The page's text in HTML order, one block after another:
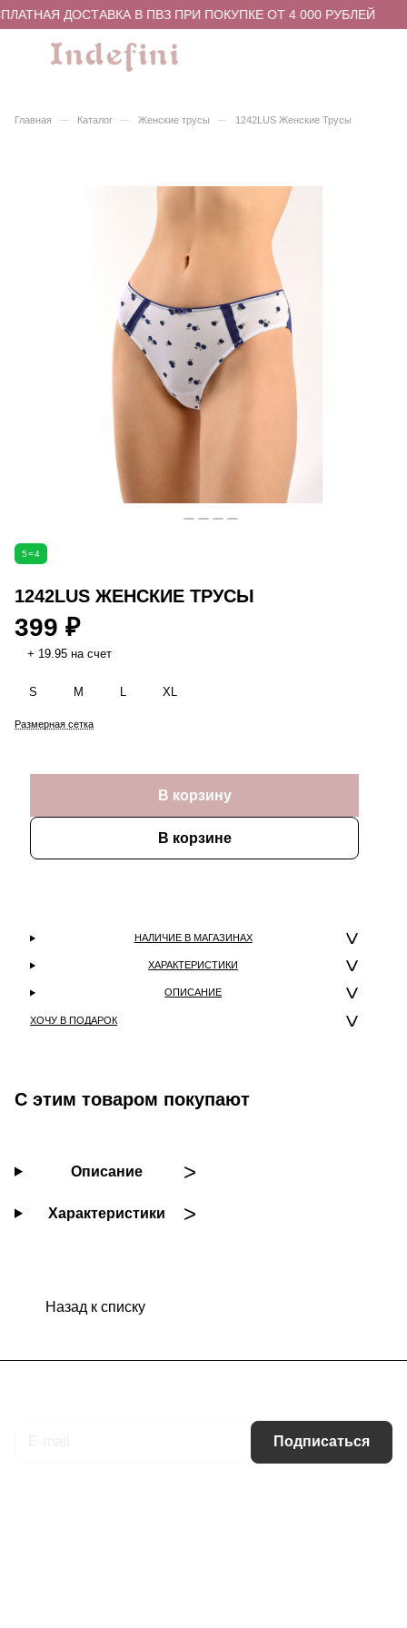
ДОСТАВКА В ПВЗ ПРИ ПОКУПКЕ ОТ 4 000 РУБЛЕЙ
Главная – Каталог – Женские трусы – 1242LUS Женские Трусы
5=4
1242LUS ЖЕНСКИЕ ТРУСЫ
399 ₽
+ 19.95 на счет
S M L XL
Размерная сетка
В корзину
В корзине
НАЛИЧИЕ В МАГАЗИНАХ
ХАРАКТЕРИСТИКИ
ОПИСАНИЕ
ХОЧУ В ПОДАРОК
С этим товаром покупают
Описание
Характеристики
Назад к списку
Подписаться